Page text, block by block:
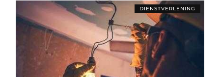
DIENSTVERLENING